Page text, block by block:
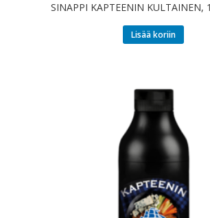
SINAPPI KAPTEENIN KULTAINEN,
Lisää koriin